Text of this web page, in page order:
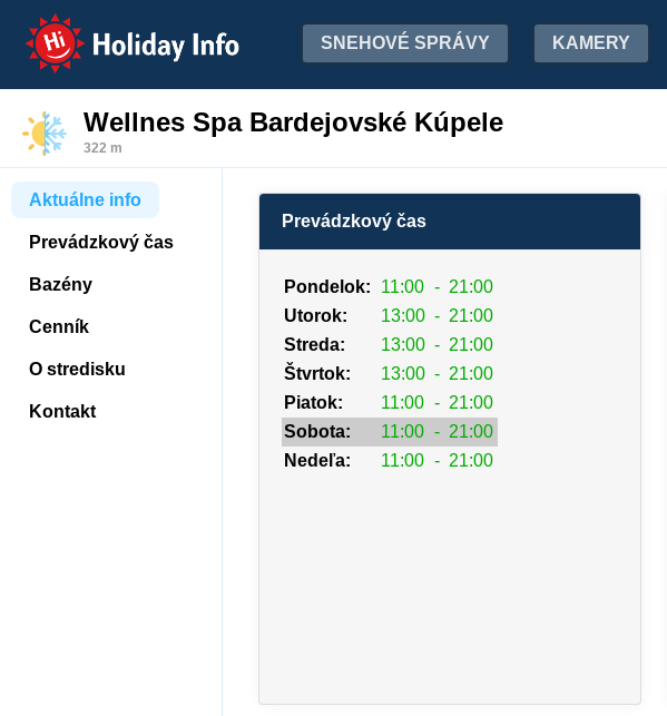
Holiday Info SNEHOVÉ SPRÁVY KAMERY
Wellnes Spa Bardejovské Kúpele
322 m
Aktuálne info
Prevádzkový čas
Bazény
Cenník
O stredisku
Kontakt
Prevádzkový čas
Pondelok: 11:00 - 21:00
Utorok:
13:00 - 21:00
Streda:
13:00 - 21:00
Štvrtok:
13:00 - 21:00
Piatok:
11:00 - 21:00
Sobota:
11:00 - 21:00
Nedeľa:
11:00 - 21:00